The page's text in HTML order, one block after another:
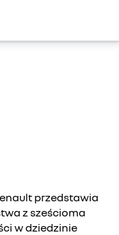
przedstawia
z sześcioma
w dziedzinie